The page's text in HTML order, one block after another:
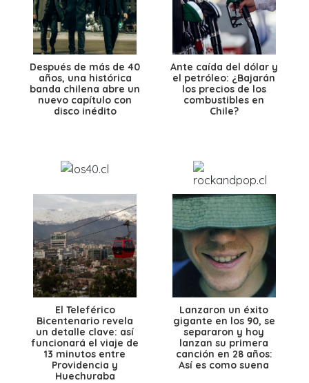
Después de más de 40
años, una histórica
banda chilena abre un
nuevo capítulo con
disco inédito
Ante caída del dólar y
el petróleo: ¿Bajarán
los precios de los
combustibles en
Chile?
El Teleférico
Bicentenario revela
un detalle clave: así
funcionará el viaje de
13 minutos entre
Providencia y
Huechuraba
Lanzaron un éxito
gigante en los 90, se
separaron y hoy
lanzan su primera
canción en 28 años:
Así es como suena